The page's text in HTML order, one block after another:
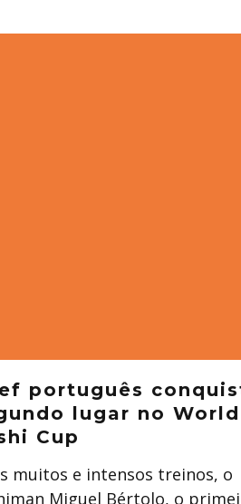
português
lugar no World
Cup
muitos e intensos treinos, o
Miguel Bértolo, o